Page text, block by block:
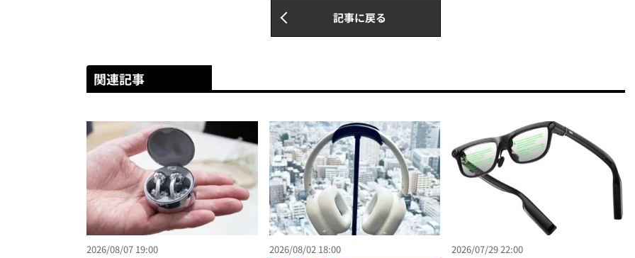
記事に戻る
関連記事
2026/08/07 19:00 2026/08/02 18:00 2026/07/29 22:00